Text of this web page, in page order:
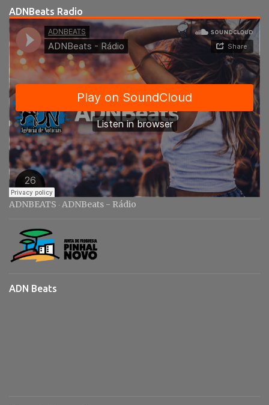
r
i
s
ADNBeats Radio
ADNBEATS · ADNBeats - Rádio
ADN Beats